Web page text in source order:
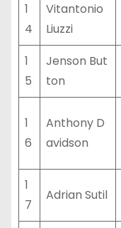
1
4
Vitantonio
Liuzzi
1
5
Jenson But
ton
1
6
Anthony D
avidson
1
7
Adrian Sutil